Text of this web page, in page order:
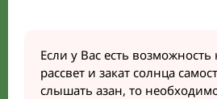
Если у Вас есть
рассвет и закат солнца
слышать азан, то